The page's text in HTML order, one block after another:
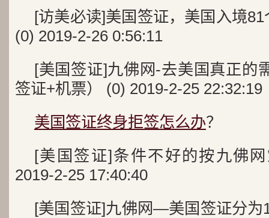
[访美必读]美国签证，美国入境
(0) 2019-2-26 0:56:11
[美国签证]九佛网-去美国真正的
签证+机票） (0) 2019-2-25 22:32:19
美国签证终身拒签怎么办？
[美国签证]条件不好的按九佛
2019-2-25 17:40:40
[美国签证]九佛网—美国签证分为